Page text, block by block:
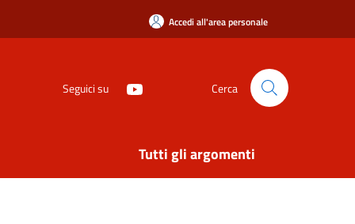
Accedi all'area personale
Seguici su Cerca
Tutti gli argomenti